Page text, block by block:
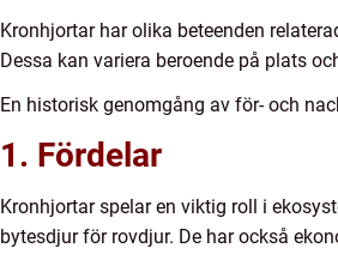
Kronhjortar har olika beteenden
Dessa kan variera beroende på plats
En historisk genomgång av för- och
1. Fördelar
Kronhjortar spelar en viktig roll i
bytesdjur för rovdjur. De har också